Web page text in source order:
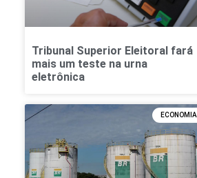
Tribunal Superior Eleitoral fará
mais um teste na urna
eletrônica
ECONOMIA